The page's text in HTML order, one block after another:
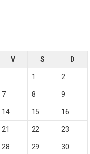
V S D
1 2
7 8 9
14 15 16
21 22 23
28 29 30